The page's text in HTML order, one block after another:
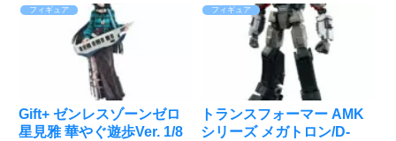
で描き起こしたイラストを立体化
いたしました。業務へ向かう社長
の一瞬を切り取ったフィギュアと
なっております。クールな表情
場。「2B」の堂々とした美しい
佇まいを立体化いたしました。精
巧な武器や衣装とともに、重厚な
フィギュア
Gift+ ゼンレスゾーンゼロ
星見雅 華やぐ遊歩Ver. 1/8
フィギュア
トランスフォーマー AMK
シリーズ メガトロン/D-